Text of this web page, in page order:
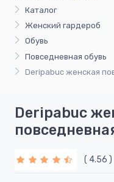
Каталог
Женский гардероб
Обувь
Повседневная обувь
Deripabuc женская
Deripabuc
( 4.56 )